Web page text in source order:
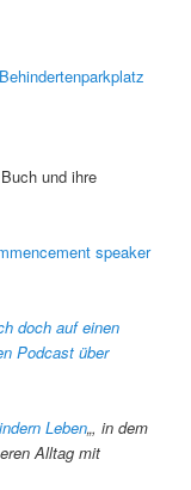
Behindertenparkplatz
und ihre
speaker
doch auf einen
Podcast über
Leben„, in dem
Alltag mit